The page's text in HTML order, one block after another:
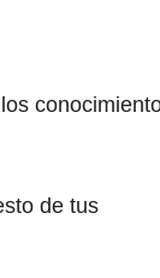
de tus